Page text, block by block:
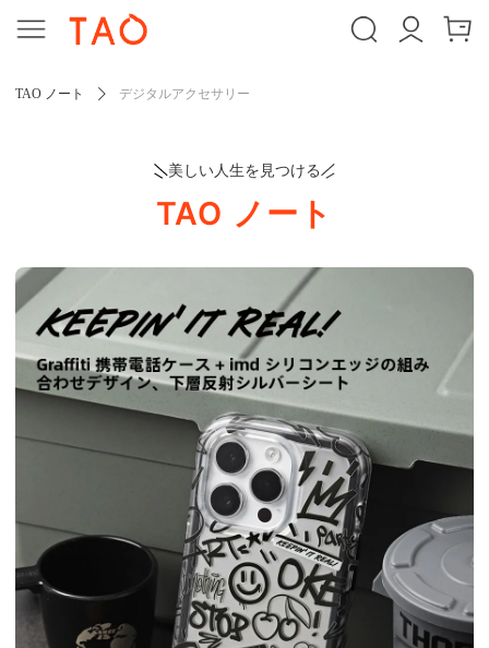
TAO ノート デジタルアクセサリー
美しい人生を見つける
TAO ノート